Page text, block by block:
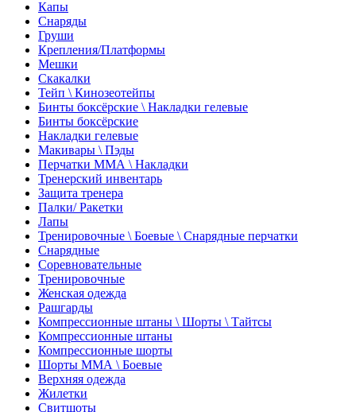
Капы
Снаряды
Груши
Крепления/Платформы
Мешки
Скакалки
Тейп \ Кинозеотейпы
Бинты боксёрские \ Накладки гелевые
Бинты боксёрские
Накладки гелевые
Макивары \ Пэды
Перчатки ММА \ Накладки
Тренерский инвентарь
Защита тренера
Палки/ Ракетки
Лапы
Тренировочные \ Боевые \ Снарядные перчатки
Снарядные
Соревновательные
Тренировочные
Женская одежда
Рашгарды
Компрессионные штаны \ Шорты \ Тайтсы
Компрессионные штаны
Компрессионные шорты
Шорты ММА \ Боевые
Верхняя одежда
Жилетки
Свитшоты